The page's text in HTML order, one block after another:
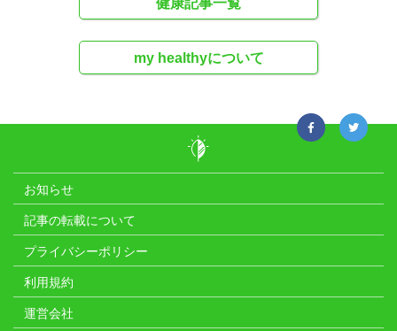
健康記事一覧
my healthyについて
お知らせ
記事の転載について
プライバシーポリシー
利用規約
運営会社